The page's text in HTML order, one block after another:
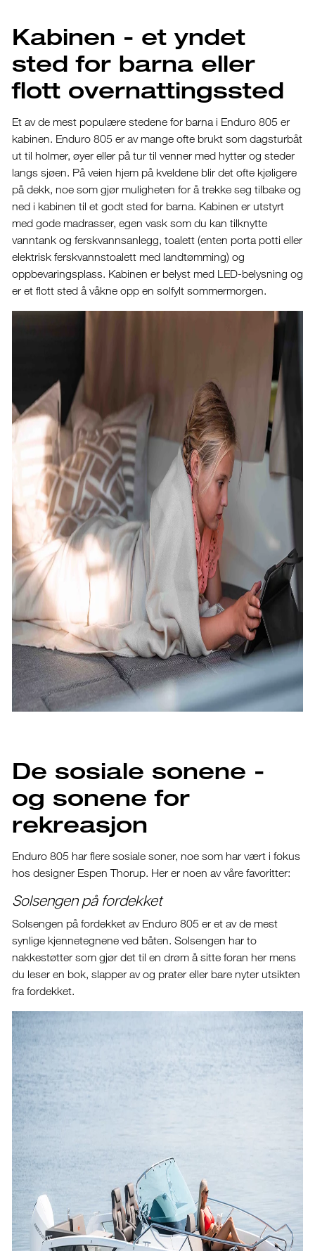
Kabinen - et yndet
sted for barna eller
flott overnattingssted
Et av de mest populære stedene for barna i Enduro 805 er
kabinen. Enduro 805 er av mange ofte brukt som dagsturbåt
ut til holmer, øyer eller på tur til venner med hytter og steder
langs sjøen. På veien hjem på kveldene blir det ofte kjøligere
på dekk, noe som gjør muligheten for å trekke seg tilbake og
ned i kabinen til et godt sted for barna. Kabinen er utstyrt
med gode madrasser, egen vask som du kan tilknytte
vanntank og ferskvannsanlegg, toalett (enten porta potti eller
elektrisk ferskvannstoalett med landtømming) og
oppbevaringsplass. Kabinen er belyst med LED-belysning og
er et flott sted å våkne opp en solfylt sommermorgen.
De sosiale sonene -
og sonene for
rekreasjon
Enduro 805 har flere sosiale soner, noe som har vært i fokus
hos designer Espen Thorup. Her er noen av våre favoritter:
Solsengen på fordekket
Solsengen på fordekket av Enduro 805 er et av de mest
synlige kjennetegnene ved båten. Solsengen har to
nakkestøtter som gjør det til en drøm å sitte foran her mens
du leser en bok, slapper av og prater eller bare nyter utsikten
fra fordekket.